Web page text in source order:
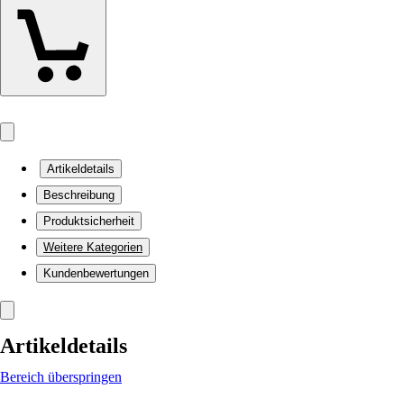
Artikeldetails
Beschreibung
Produktsicherheit
Weitere Kategorien
Kundenbewertungen
Artikeldetails
Bereich überspringen